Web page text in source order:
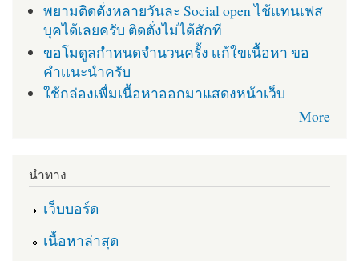
พยามติดตั่งหลายวันละ Social open ไช้เเทนเฟส
บุคได้เลยครับ ติดตั่งไม่ได้สักที
ขอโมดูลกำหนดจำนวนครั้ง เเก้ใขเนื้อหา ขอ
คำเเนะนำครับ
ใช้กล่องเพื่มเนื้อหาออกมาแสดงหน้าเว็บ
More
นำทาง
เว็บบอร์ด
เนื้อหาล่าสุด